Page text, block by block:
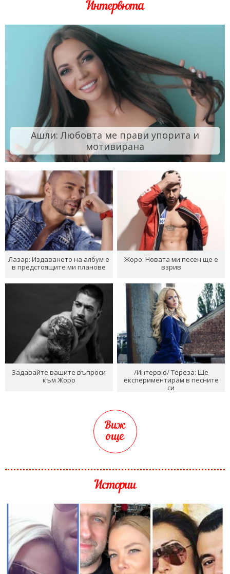
Интервюта
Ашли: Любовта ме прави упорита и
мотивирана
Лазар: Издаването на албум е
в предстоящите ми планове
Жоро: Новата ми песен ще е
взрив
Задавайте вашите въпроси
към Жоро
/Интервю/ Тереза: Ще
експериментирам в песните
си
Виж
още
Истории